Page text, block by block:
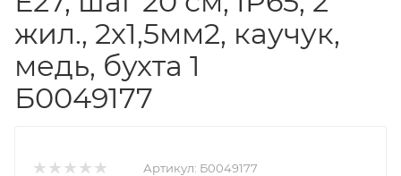
жил., 2х1,5мм2, каучук,
медь, бухта 1
Б0049177
Артикул: Б0049177